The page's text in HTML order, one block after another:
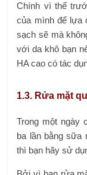
Chính vì thế
của mình để lựa
sạch sẽ mà
với da khô bạn
HA cao có tác
1.3. Rửa mặt
Trong một ngày
ba lần bằng sữa
thì bạn hãy sử